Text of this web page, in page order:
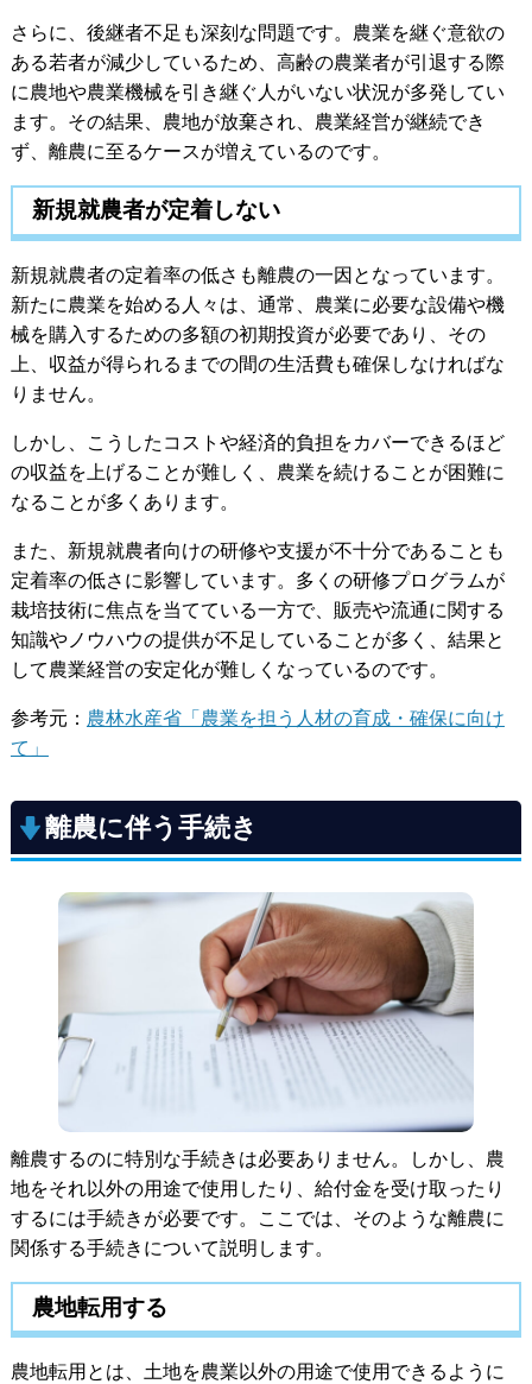
さらに、後継者不足も深刻な問題です。農業を継ぐ意欲の
ある若者が減少しているため、高齢の農業者が引退する際
に農地や農業機械を引き継ぐ人がいない状況が多発してい
ます。その結果、農地が放棄され、農業経営が継続でき
ず、離農に至るケースが増えているのです。
新規就農者が定着しない
新規就農者の定着率の低さも離農の一因となっています。
新たに農業を始める人々は、通常、農業に必要な設備や機
械を購入するための多額の初期投資が必要であり、その
上、収益が得られるまでの間の生活費も確保しなければな
りません。
しかし、こうしたコストや経済的負担をカバーできるほど
の収益を上げることが難しく、農業を続けることが困難に
なることが多くあります。
また、新規就農者向けの研修や支援が不十分であることも
定着率の低さに影響しています。多くの研修プログラムが
栽培技術に焦点を当てている一方で、販売や流通に関する
知識やノウハウの提供が不足していることが多く、結果と
して農業経営の安定化が難しくなっているのです。
参考元： 農林水産省「農業を担う人材の育成・確保に向け
て」
離農に伴う手続き
離農するのに特別な手続きは必要ありません。しかし、農
地をそれ以外の用途で使用したり、給付金を受け取ったり
するには手続きが必要です。ここでは、そのような離農に
関係する手続きについて説明します。
農地転用する
農地転用とは、土地を農業以外の用途で使用できるように